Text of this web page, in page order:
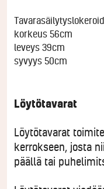
korkeus 56cm
leveys 39cm
syvyys 50cm
Löytötavarat
Löytötavarat
kerrokseen, josta
päällä tai